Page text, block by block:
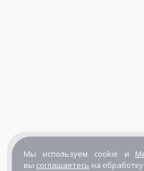
Мы используем cookie и
вы соглашаетесь на